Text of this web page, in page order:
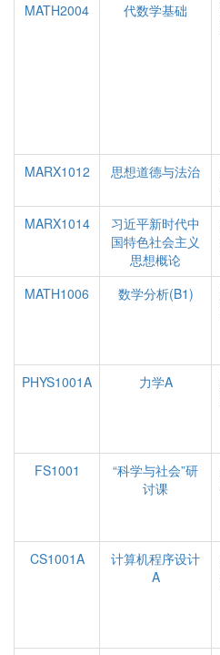
MATH2004
代数学基础
MARX1012
思想道德与法治
MARX1014
习近平新时代中
国特色社会主义
思想概论
MATH1006 数学分析(B1)
PHYS1001A
力学A
FS1001
“科学与社会”研
讨课
CS1001A
计算机程序设计
A